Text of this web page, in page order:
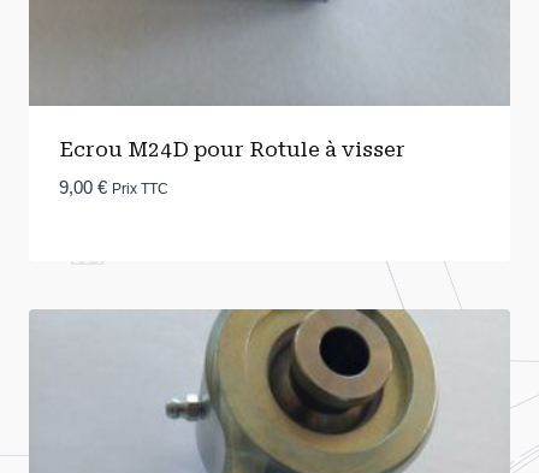
Ecrou M24D pour Rotule à visser
9,00 € Prix TTC